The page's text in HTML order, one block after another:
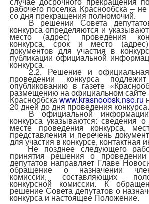
рабочего поселка Краснообска –
со дня прекращения полномочий.
В решении Совета
конкурса определяются и
место (адрес) проведения
конкурса, срок и место (адрес)
документов для участия в
публикации официальной
конкурса.
2.2. Решение и
проведении конкурса
опубликованию в газете
размещению на официальном сайте
Краснообскаwww.krasnoobsk.nso.ru
20 дней до дня проведения конкурса.
В официальной
конкурса указываются: сведения
месте проведения конкурса,
представления и перечень
для участия в конкурсе, контактная
Не позднее следующего
принятия решения о проведении
депутатов направляет Главе
обращение о назначении
комиссии, составляющих
конкурсной комиссии. К
решение Совета депутатов о
конкурса и настоящее Положение.